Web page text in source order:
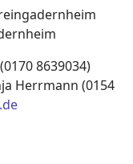
8639034)
Herrmann (0154